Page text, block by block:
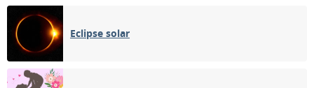
Eclipse solar